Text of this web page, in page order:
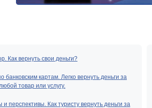
Как вернуть свои деньги?
картам. Легко вернуть деньги за
товар или услугу.
перспективы. Как туристу вернуть деньги за